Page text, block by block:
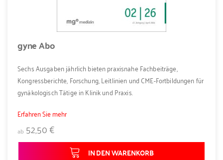
gyne Abo
Sechs Ausgaben jährlich bieten praxisnahe Fachbeiträge,
Kongressberichte, Forschung, Leitlinien und CME-Fortbildungen für
gynäkologisch Tätige in Klinik und Praxis.
Erfahren Sie mehr
ab 52,50 €
IN DEN WARENKORB